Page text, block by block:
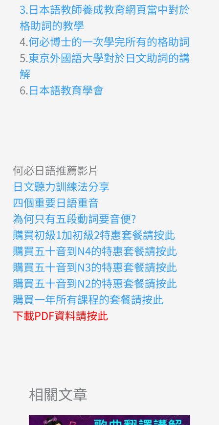
3.日本語教師養成教育網頁當中對於
格助詞的教學
4.何必博士的一次學完所有的格助詞
5.東京外國語大學對於日文助詞的講
解
6.日本語教育學會
何必日語推薦影片
日文聽力訓練法分享
四個重要日語重音
為何只有五段動詞要音便?
購買初級1加初級2特惠套餐請按此
購買五十音到N4的特惠套餐請按此
購買五十音到N3的特惠套餐請按此
購買五十音到N2的特惠套餐請按此
購買一年所有課程的套餐請按此
下載PDF資料請按此
相關文章